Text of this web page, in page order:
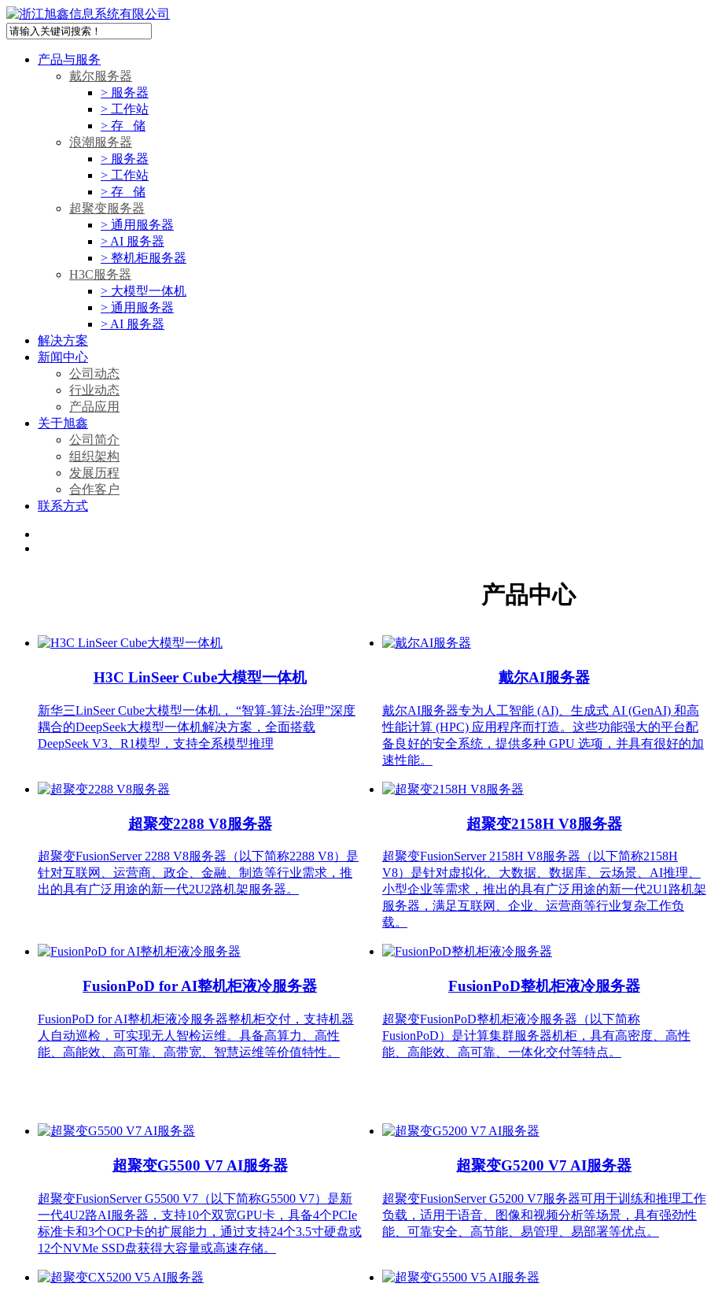
产品与服务
戴尔服务器
> 服务器
> 工作站
> 存 储
浪潮服务器
> 服务器
> 工作站
> 存 储
超聚变服务器
> 通用服务器
> AI 服务器
> 整机柜服务器
H3C服务器
> 大模型一体机
> 通用服务器
> AI 服务器
解决方案
新闻中心
公司动态
行业动态
产品应用
关于旭鑫
公司简介
组织架构
发展历程
合作客户
联系方式
产品中心
H3C LinSeer Cube大模型一体机
新华三LinSeer Cube大模型一体机， “智算-算法-治理”深度
耦合的DeepSeek大模型一体机解决方案，全面搭载
DeepSeek V3、R1模型，支持全系模型推理
戴尔AI服务器
戴尔AI服务器专为人工智能 (AI)、生成式 AI (GenAI) 和高
性能计算 (HPC) 应用程序而打造。这些功能强大的平台配
备良好的安全系统，提供多种 GPU 选项，并具有很好的加
速性能。
超聚变2288 V8服务器
超聚变FusionServer 2288 V8服务器（以下简称2288 V8）是
针对互联网、运营商、政企、金融、制造等行业需求，推
出的具有广泛用途的新一代2U2路机架服务器。
超聚变2158H V8服务器
超聚变FusionServer 2158H V8服务器（以下简称2158H
V8）是针对虚拟化、大数据、数据库、云场景、AI推理、
小型企业等需求，推出的具有广泛用途的新一代2U1路机架
服务器，满足互联网、企业、运营商等行业复杂工作负
载。
FusionPoD for AI整机柜液冷服务器
FusionPoD for AI整机柜液冷服务器整机柜交付，支持机器
人自动巡检，可实现无人智检运维。具备高算力、高性
能、高能效、高可靠、高带宽、智慧运维等价值特性。
FusionPoD整机柜液冷服务器
超聚变FusionPoD整机柜液冷服务器（以下简称
FusionPoD）是计算集群服务器机柜，具有高密度、高性
能、高能效、高可靠、一体化交付等特点。
超聚变G5500 V7 AI服务器
超聚变FusionServer G5500 V7（以下简称G5500 V7）是新
一代4U2路AI服务器，支持10个双宽GPU卡，具备4个PCIe
标准卡和3个OCP卡的扩展能力，通过支持24个3.5寸硬盘或
12个NVMe SSD盘获得大容量或高速存储。
超聚变G5200 V7 AI服务器
超聚变FusionServer G5200 V7服务器可用于训练和推理工作
负载，适用于语音、图像和视频分析等场景，具有强劲性
能、可靠安全、高节能、易管理、易部署等优点。